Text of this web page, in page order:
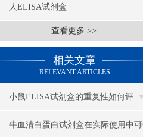
人ELISA试剂盒
查看更多 >>
相关文章
RELEVANT ARTICLES
小鼠ELISA试剂盒的重复性如何评
估？
牛血清白蛋白试剂盒在实际使用中可